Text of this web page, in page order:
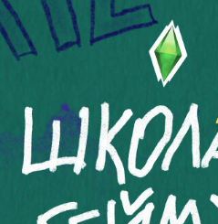
Школа геймдева